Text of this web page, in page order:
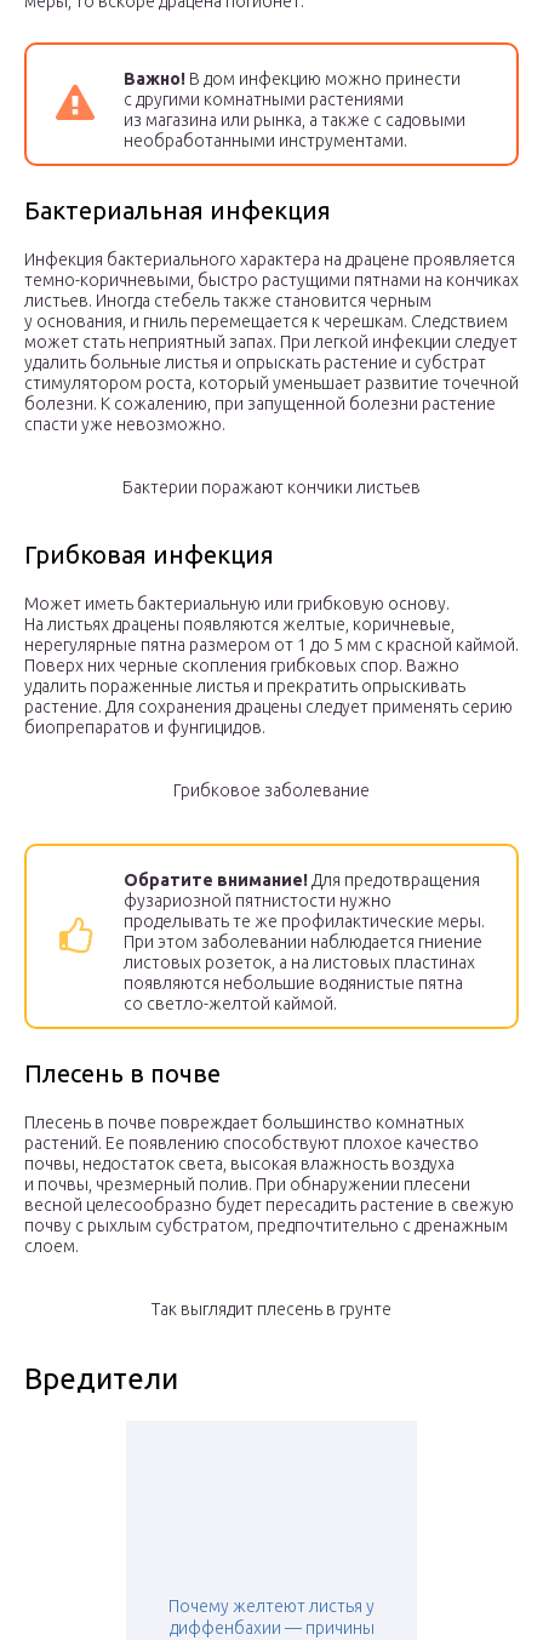
Важно! В дом инфекцию можно принести
с другими комнатными растениями
из магазина или рынка, а также с садовыми
необработанными инструментами.
Бактериальная инфекция
Инфекция бактериального характера на драцене проявляется
темно-коричневыми, быстро растущими пятнами на кончиках
листьев. Иногда стебель также становится черным
у основания, и гниль перемещается к черешкам. Следствием
может стать неприятный запах. При легкой инфекции следует
удалить больные листья и опрыскать растение и субстрат
стимулятором роста, который уменьшает развитие точечной
болезни. К сожалению, при запущенной болезни растение
спасти уже невозможно.
Бактерии поражают кончики листьев
Грибковая инфекция
Может иметь бактериальную или грибковую основу.
На листьях драцены появляются желтые, коричневые,
нерегулярные пятна размером от 1 до 5 мм с красной каймой.
Поверх них черные скопления грибковых спор. Важно
удалить пораженные листья и прекратить опрыскивать
растение. Для сохранения драцены следует применять серию
биопрепаратов и фунгицидов.
Грибковое заболевание
Обратите внимание! Для предотвращения
фузариозной пятнистости нужно
проделывать те же профилактические меры.
При этом заболевании наблюдается гниение
листовых розеток, а на листовых пластинах
появляются небольшие водянистые пятна
со светло-желтой каймой.
Плесень в почве
Плесень в почве повреждает большинство комнатных
растений. Ее появлению способствуют плохое качество
почвы, недостаток света, высокая влажность воздуха
и почвы, чрезмерный полив. При обнаружении плесени
весной целесообразно будет пересадить растение в свежую
почву с рыхлым субстратом, предпочтительно с дренажным
слоем.
Так выглядит плесень в грунте
Вредители
Почему желтеют листья у
диффенбахии — причины